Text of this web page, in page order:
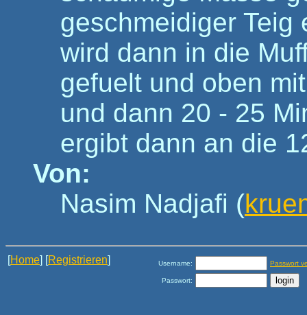
geschmeidiger Teig
wird dann in die
gefuelt und oben
und dann 20 - 25
ergibt dann an die
Von:
Nasim Nadjafi (
[Home] [Registrieren] Username: Passwort
Passwort: